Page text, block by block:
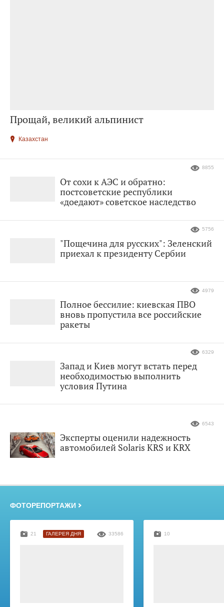
Прощай, великий альпинист
Казахстан
От сохи к АЭС и обратно:
постсоветские республики
«доедают» советское наследство
8855
"Пощечина для русских": Зеленский
приехал к президенту Сербии
5756
Полное бессилие: киевская ПВО
вновь пропустила все российские
ракеты
4979
Запад и Киев могут встать перед
необходимостью выполнить
условия Путина
6329
Эксперты оценили надежность
автомобилей Solaris KRS и KRX
6543
ФОТОРЕПОРТАЖИ
21 ГАЛЕРЕЯ ДНЯ 33586 10